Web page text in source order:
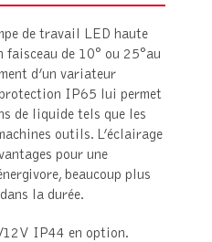
de travail LED haute
faisceau de 10° ou 25°au
d’un variateur
IP65 lui permet
de liquide tels que les
outils. L’éclairage
pour une
beaucoup plus
la durée.
12V IP44 en option.